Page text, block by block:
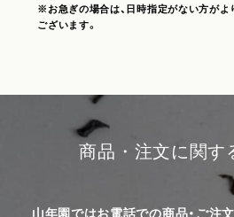
※お急ぎの場合は、日時指定がない方が
ございます。
商品・注文に関す
山年園ではお電話での商品・ご注